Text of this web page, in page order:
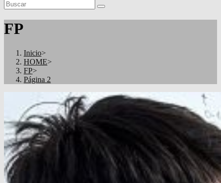
FP
Inicio>
HOME>
FP>
Página 2